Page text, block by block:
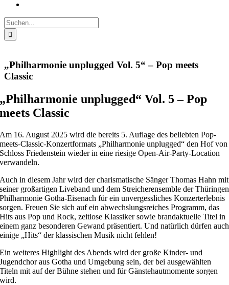
Suche
nach:
„Philharmonie unplugged Vol. 5“ – Pop meets
Classic
„Philharmonie unplugged“ Vol. 5 – Pop
meets Classic
Am 16. August 2025 wird die bereits 5. Auflage des beliebten Pop-
meets-Classic-Konzertformats „Philharmonie unplugged“ den Hof von
Schloss Friedenstein wieder in eine riesige Open-Air-Party-Location
verwandeln.
Auch in diesem Jahr wird der charismatische Sänger Thomas Hahn mit
seiner großartigen Liveband und dem Streicherensemble der Thüringen
Philharmonie Gotha-Eisenach für ein unvergessliches Konzerterlebnis
sorgen. Freuen Sie sich auf ein abwechslungsreiches Programm, das
Hits aus Pop und Rock, zeitlose Klassiker sowie brandaktuelle Titel in
einem ganz besonderen Gewand präsentiert. Und natürlich dürfen auch
einige „Hits“ der klassischen Musik nicht fehlen!
Ein weiteres Highlight des Abends wird der große Kinder- und
Jugendchor aus Gotha und Umgebung sein, der bei ausgewählten
Titeln mit auf der Bühne stehen und für Gänstehautmomente sorgen
wird.